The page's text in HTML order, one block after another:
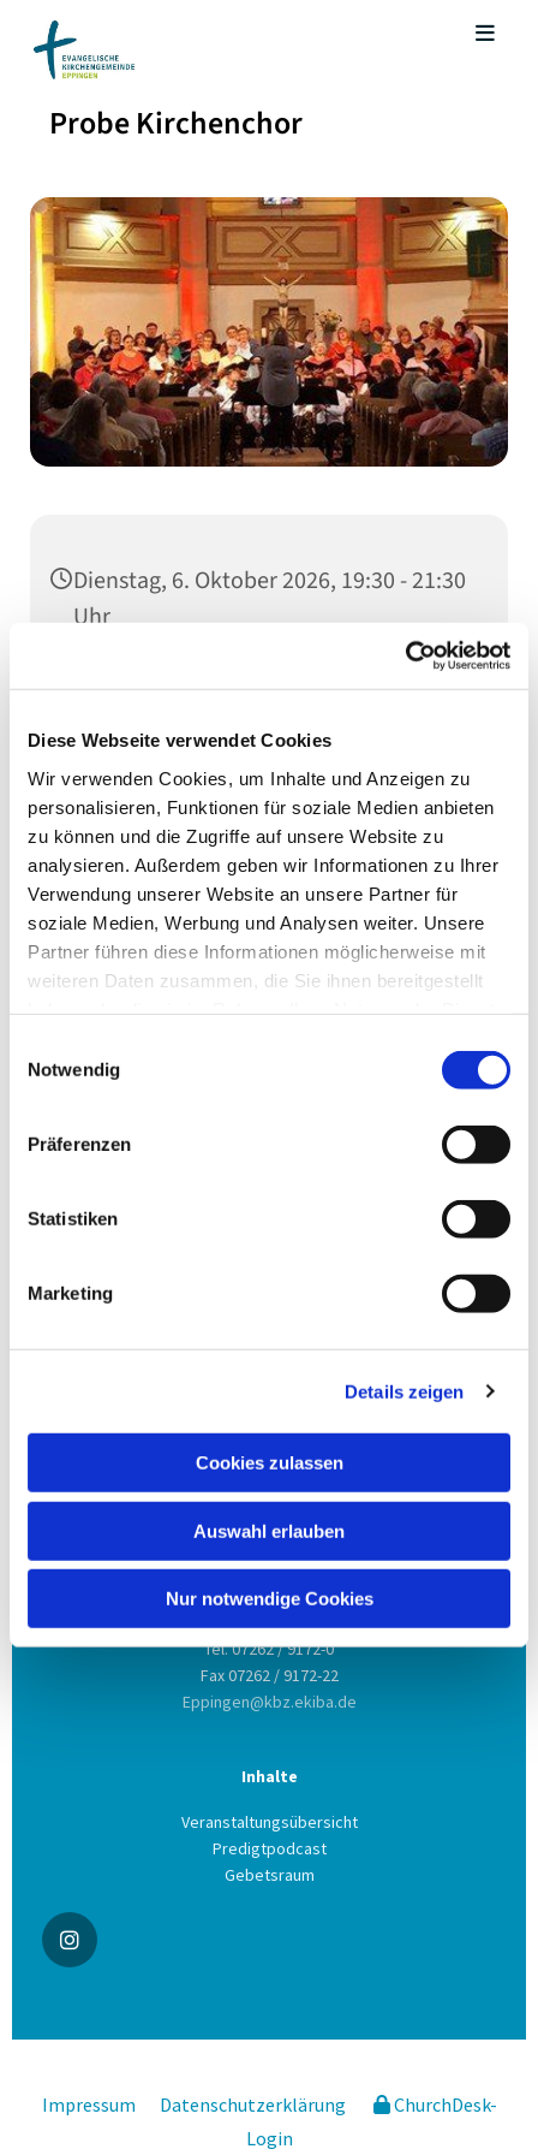
Diese Webseite verwendet Cookies
Wir verwenden Cookies, um Inhalte und Anzeigen zu
personalisieren, Funktionen für soziale Medien anbieten
zu können und die Zugriffe auf unsere Website zu
analysieren. Außerdem geben wir Informationen zu Ihrer
Verwendung unserer Website an unsere Partner für
soziale Medien, Werbung und Analysen weiter. Unsere
Partner führen diese Informationen möglicherweise mit
weiteren Daten zusammen, die Sie ihnen bereitgestellt
Notwendig
Präferenzen
Statistiken
Marketing
Details zeigen
Cookies zulassen
Auswahl erlauben
Nur notwendige Cookies
Probe Kirchenchor
Dienstag, 6. Oktober 2026, 19:30 - 21:30
Uhr
Stadtkirche, Kaiserstraße 10, 75031
Anschrift
Evang. Kirchengemeinde Eppingen
Ludwig-Zorn-Str. 12
75031 Eppingen
Kontakt aufnehmen
Tel. 07262 / 9172-0
Fax 07262 / 9172-22
Eppingen@kbz.ekiba.de
Inhalte
Veranstaltungsübersicht
Predigtpodcast
Gebetsraum
Impressum Datenschutzerklärung
ChurchDesk-
Login